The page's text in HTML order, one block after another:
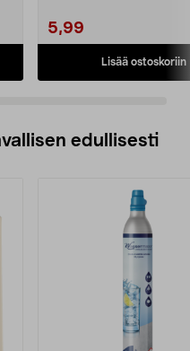
5,99
Lisää ostoskoriin
edullisesti